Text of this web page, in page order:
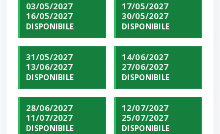
03/05/2027
16/05/2027
DISPONIBILE
17/05/2027
30/05/2027
DISPONIBILE
31/05/2027
13/06/2027
DISPONIBILE
14/06/2027
27/06/2027
DISPONIBILE
28/06/2027
11/07/2027
DISPONIBILE
12/07/2027
25/07/2027
DISPONIBILE